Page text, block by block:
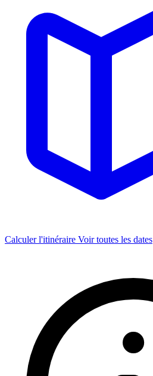
Calculer l'itinéraire Voir toutes les dates